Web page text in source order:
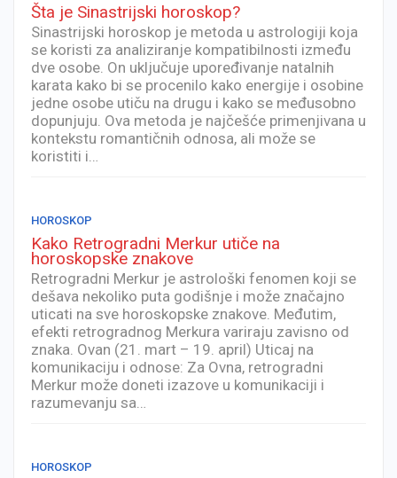
Šta je Sinastrijski horoskop?
Sinastrijski horoskop je metoda u astrologiji koja
se koristi za analiziranje kompatibilnosti između
dve osobe. On uključuje upoređivanje natalnih
karata kako bi se procenilo kako energije i osobine
jedne osobe utiču na drugu i kako se međusobno
dopunjuju. Ova metoda je najčešće primenjivana u
kontekstu romantičnih odnosa, ali može se
koristiti i…
HOROSKOP
Kako Retrogradni Merkur utiče na
horoskopske znakove
Retrogradni Merkur je astrološki fenomen koji se
dešava nekoliko puta godišnje i može značajno
uticati na sve horoskopske znakove. Međutim,
efekti retrogradnog Merkura variraju zavisno od
znaka. Ovan (21. mart – 19. april) Uticaj na
komunikaciju i odnose: Za Ovna, retrogradni
Merkur može doneti izazove u komunikaciji i
razumevanju sa…
HOROSKOP